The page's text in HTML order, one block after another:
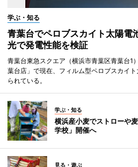
学ぶ・知る
青葉台でペロブスカイト太陽
光で発電性能を検証
青葉台東急スクエア（横浜市青葉区青葉台1
葉台店」で現在、フィルム型ペロブスカイ
られている。
学ぶ・知る
横浜産小麦でストローや
学校」開催へ
見る・遊ぶ